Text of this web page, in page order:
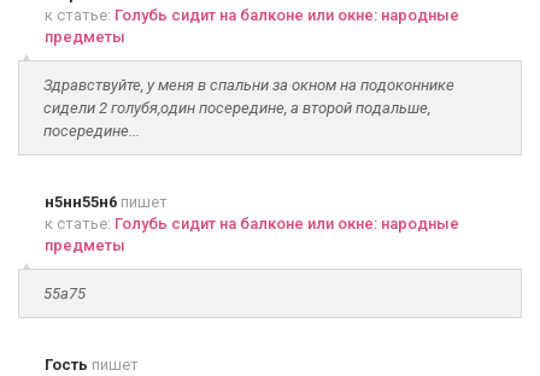
к статье: Голубь сидит на балконе или окне: народные
предметы
Здравствуйте, у меня в спальни за окном на подоконнике
сидели 2 голубя,один посередине, а второй подальше,
посередине...
н5нн55н6 пишет
к статье: Голубь сидит на балконе или окне: народные
предметы
55а75
Гость пишет